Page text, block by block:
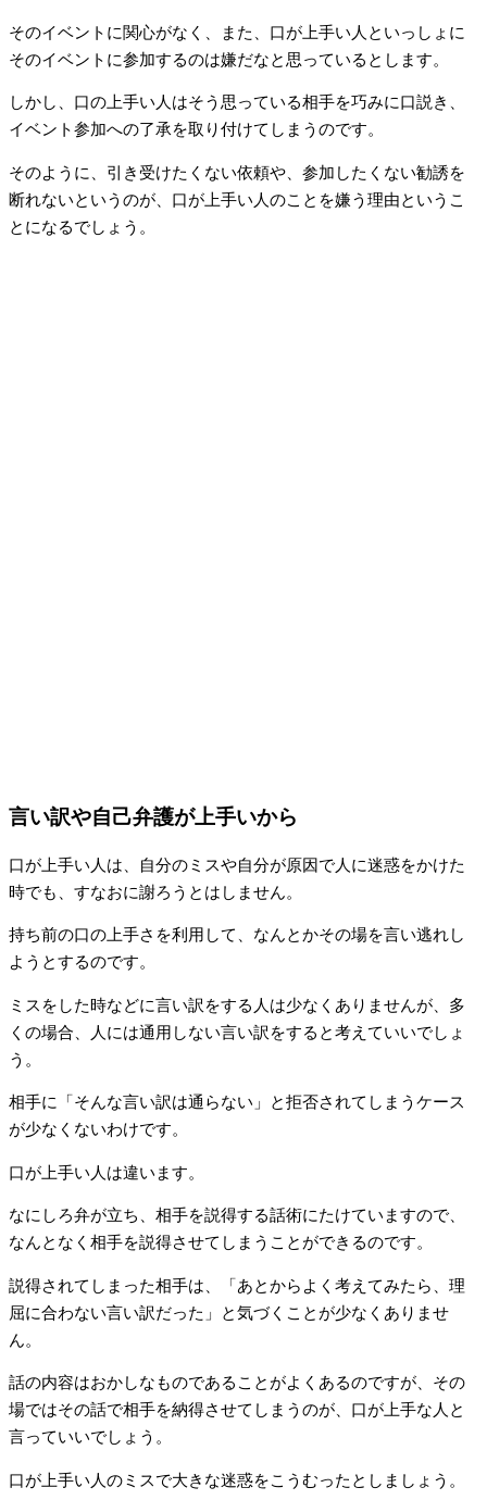
そのイベントに関心がなく、また、口が上手い人といっしょに
そのイベントに参加するのは嫌だなと思っているとします。
しかし、口の上手い人はそう思っている相手を巧みに口説き、
イベント参加への了承を取り付けてしまうのです。
そのように、引き受けたくない依頼や、参加したくない勧誘を
断れないというのが、口が上手い人のことを嫌う理由というこ
とになるでしょう。
言い訳や自己弁護が上手いから
口が上手い人は、自分のミスや自分が原因で人に迷惑をかけた
時でも、すなおに謝ろうとはしません。
持ち前の口の上手さを利用して、なんとかその場を言い逃れし
ようとするのです。
ミスをした時などに言い訳をする人は少なくありませんが、多
くの場合、人には通用しない言い訳をすると考えていいでしょ
う。
相手に「そんな言い訳は通らない」と拒否されてしまうケース
が少なくないわけです。
口が上手い人は違います。
なにしろ弁が立ち、相手を説得する話術にたけていますので、
なんとなく相手を説得させてしまうことができるのです。
説得されてしまった相手は、「あとからよく考えてみたら、理
屈に合わない言い訳だった」と気づくことが少なくありませ
ん。
話の内容はおかしなものであることがよくあるのですが、その
場ではその話で相手を納得させてしまうのが、口が上手な人と
言っていいでしょう。
口が上手い人のミスで大きな迷惑をこうむったとしましょう。